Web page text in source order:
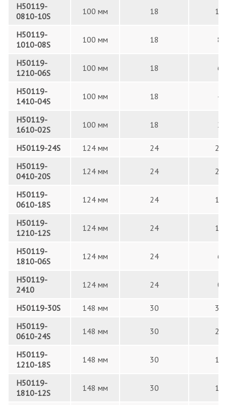
H50119-
0810-10S
100 мм 18 10
H50119-
1010-08S
100 мм 18 8
H50119-
1210-06S
100 мм 18 6
H50119-
1410-04S
100 мм 18 4
H50119-
1610-02S
100 мм 18 2
H50119-24S 124 мм 24
24
H50119-
0410-20S
124 мм 24 20
H50119-
0610-18S
124 мм 24 18
H50119-
1210-12S
124 мм 24 12
H50119-
1810-06S
124 мм 24 6
H50119-
2410
124 мм 24 0
H50119-30S 148 мм 30
30
H50119-
0610-24S
148 мм 30 24
H50119-
1210-18S
148 мм 30 18
H50119-
1810-12S
148 мм 30 12